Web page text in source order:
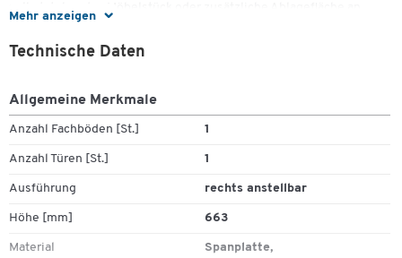
Mehr anzeigen
selbststehendes Möbelstück oder zusätzliche Ablagefläche an
rechts und links anstellbar.
nummerierte Schlüssel zu dem austauschbaren Schließzylinder. So
vielseitig wie die Nutzungsmöglichkeiten sind auch die
edler Optik stehen Ihnen schlichte Farbtöne zur Auswahl. Damit
fügt sich das Sideboard in viele Einrichtungsstile ein und erschafft
aus robusten, mit Melaminharz beschichteten Spanplatten. Sie sind
somit gegen mögliche Stoßschäden unempfindlich und leicht zu
Technische Daten
Allgemeine Merkmale
Anzahl Fachböden [St.] 1
Anzahl Türen [St.] 1
Ausführung rechts anstellbar
Höhe [mm] 663
Material
Spanplatte,